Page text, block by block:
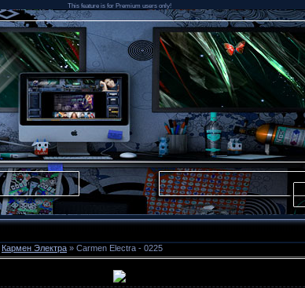
This feature is for Premium users only!
Кармен Электра » Carmen Electra - 0225